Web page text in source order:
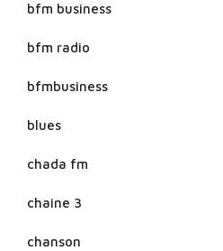
bfm business
bfm radio
bfmbusiness
blues
chada fm
chaine 3
chanson